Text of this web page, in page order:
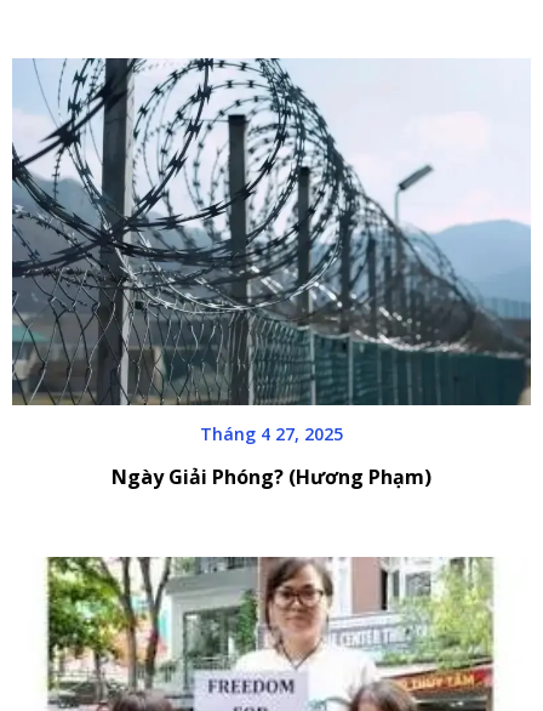
Tháng 4 27, 2025
Ngày Giải Phóng? (Hương Phạm)